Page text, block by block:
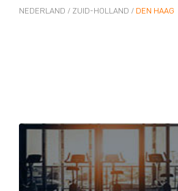
NEDERLAND / ZUID-HOLLAND / DEN HAAG